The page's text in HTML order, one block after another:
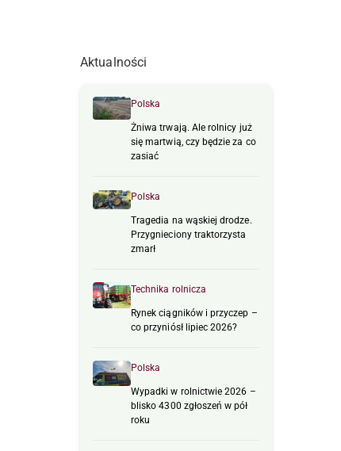
Aktualności
Polska
Żniwa trwają. Ale rolnicy już
się martwią, czy będzie za co
zasiać
Polska
Tragedia na wąskiej drodze.
Przygnieciony traktorzysta
zmarł
Technika rolnicza
Rynek ciągników i przyczep –
co przyniósł lipiec 2026?
Polska
Wypadki w rolnictwie 2026 –
blisko 4300 zgłoszeń w pół
roku